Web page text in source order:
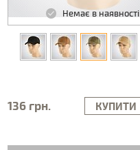
Немає в наявності
136 грн. КУПИТИ